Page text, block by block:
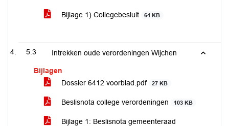
Bijlage 1) Collegebesluit 64 KB
5.3 Intrekken oude verordeningen Wijchen
Bijlagen
Dossier 6412 voorblad.pdf
27 KB
Beslisnota college verordeningen 103 KB
Bijlage 1: Beslisnota gemeenteraad